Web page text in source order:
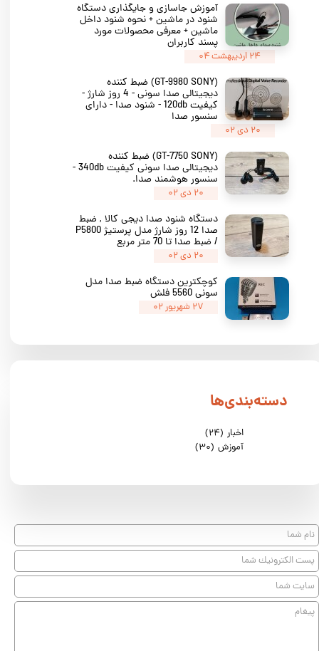
★★★
آموزش جاسازی و جایگذاری دستگاه
شنود در ماشین + نحوه شنود داخل
ماشین + معرفی محصولات مورد
پسند کاربران
۲۴ اردیبهشت ۰۴
(GT-9980 SONY) ضبط کننده
دیجیتالی صدا سونی - 4 روز شارژ -
کیفیت 120db - شنود صدا - دارای
سنسور صدا
۲۰ دی ۰۲
(GT-7750 SONY) ضبط کننده
دیجیتالی صدا سونی کیفیت 340db -
سنسور هوشمند صدا.
۲۰ دی ۰۲
دستگاه شنود صدا دیجی کالا , ضبط
صدا 12 روز شارژ مدل پرستیژ P5800
/ ضبط صدا تا 70 متر مربع
۲۰ دی ۰۲
کوچکترین دستگاه ضبط صدا مدل
سونی 5560 فلش
۲۷ شهریور ۰۲
دسته‌بندی‌ها
اخبار (۲۴)
آموزش (۳۰)